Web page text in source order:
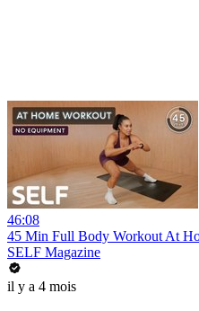
46:08
45 Min Full Body Workout At
SELF Magazine
il y a 4 mois